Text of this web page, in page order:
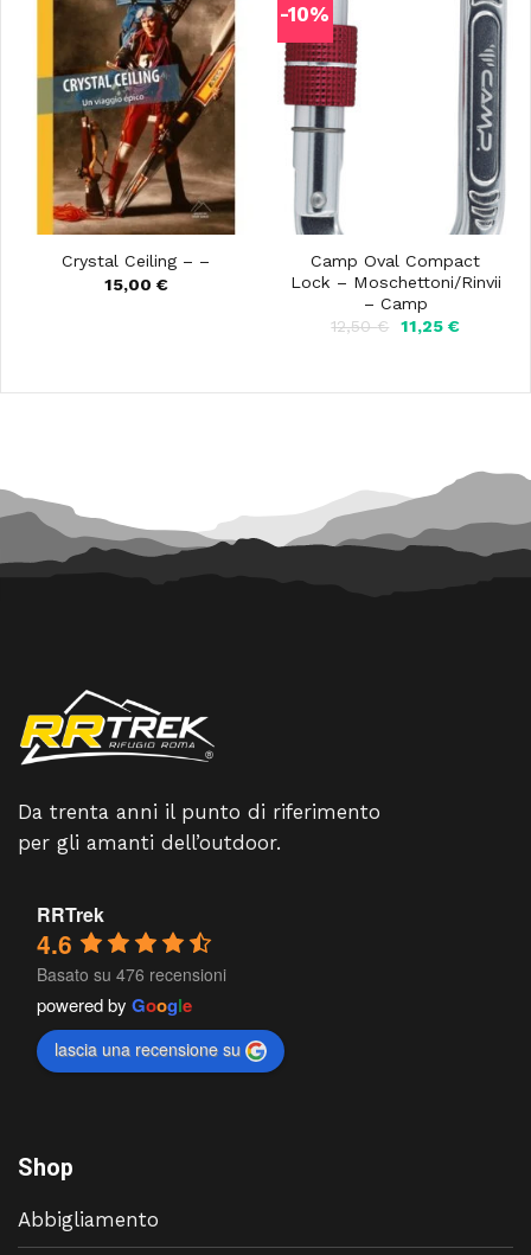
Crystal Ceiling – –
15,00 €
-10%
Camp Oval Compact
Lock – Moschettoni/Rinvii
– Camp
12,50€
Il
12,50 €.
11,25 €Il
11,25 €.
Da trenta anni il punto di riferimento
per gli amanti dell’outdoor.
RRTrek
4.6
Basato su 476 recensioni
powered by Google
lascia una recensione su
Shop
Abbigliamento